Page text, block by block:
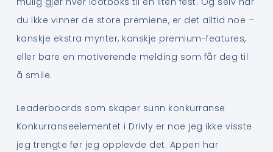
du ikke vinner de store premiene, er det alltid noe –
kanskje ekstra mynter, kanskje premium-features,
eller bare en motiverende melding som får deg til
å smile.
Leaderboards som skaper sunn konkurranse
Konkurranseelementet i Drivly er noe jeg ikke visste
jeg trengte før jeg opplevde det. Appen har